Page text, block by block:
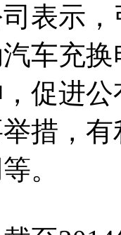
示，
车充
促进
措，
。